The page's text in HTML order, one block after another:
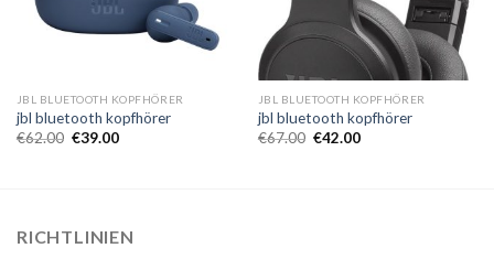
JBL BLUETOOTH KOPFHÖRER
jbl bluetooth kopfhörer
€62.00 €39.00
JBL BLUETOOTH KOPFHÖRER
jbl bluetooth kopfhörer
€67.00 €42.00
RICHTLINIEN